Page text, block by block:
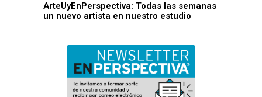
ArteUyEnPerspectiva: Todas las semanas
un nuevo artista en nuestro estudio